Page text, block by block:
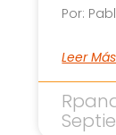
Por:
Leer Más